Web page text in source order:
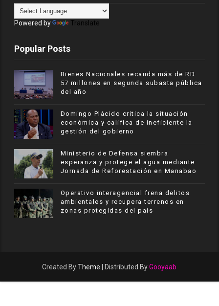
Powered by Translate
Popular Posts
Bienes Nacionales recauda más de RD
57 millones en segunda subasta pública
del año
​Domingo Plácido critica la situación
económica y califica de ineficiente la
gestión del gobierno
Ministerio de Defensa siembra
esperanza y protege el agua mediante
Jornada de Reforestación en Manabao
Operativo interagencial frena delitos
ambientales y recupera terrenos en
zonas protegidas del país
Created ByTheme | Distributed ByGooyaab